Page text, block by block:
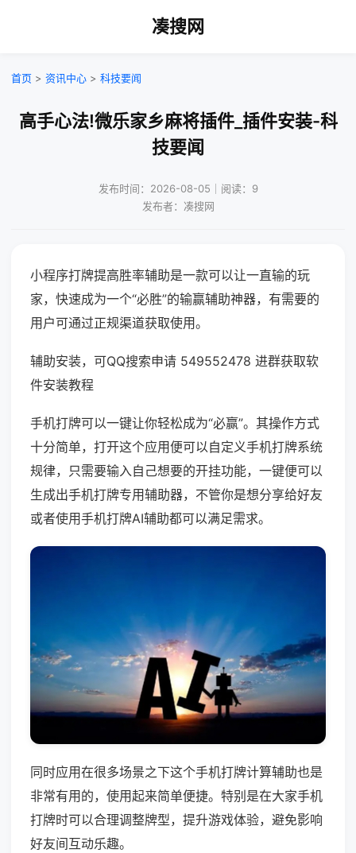
凑搜网
首页 > 资讯中心 > 科技要闻
高手心法!微乐家乡麻将插件_插件安装-科
技要闻
发布时间：2026-08-05｜阅读：9
发布者：凑搜网
小程序打牌提高胜率辅助是一款可以让一直输的玩
家，快速成为一个“必胜”的输赢辅助神器，有需要的
用户可通过正规渠道获取使用。
辅助安装，可QQ搜索申请 549552478 进群获取软
件安装教程
手机打牌可以一键让你轻松成为“必赢”。其操作方式
十分简单，打开这个应用便可以自定义手机打牌系统
规律，只需要输入自己想要的开挂功能，一键便可以
生成出手机打牌专用辅助器，不管你是想分享给好友
或者使用手机打牌AI辅助都可以满足需求。
同时应用在很多场景之下这个手机打牌计算辅助也是
非常有用的，使用起来简单便捷。特别是在大家手机
打牌时可以合理调整牌型，提升游戏体验，避免影响
好友间互动乐趣。